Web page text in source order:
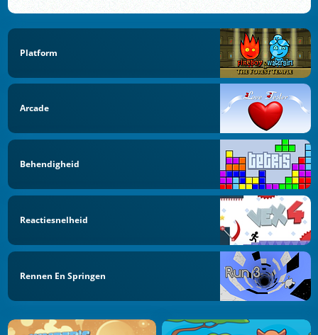
Platform
Arcade
Behendigheid
Reactiesnelheid
Rennen En Springen